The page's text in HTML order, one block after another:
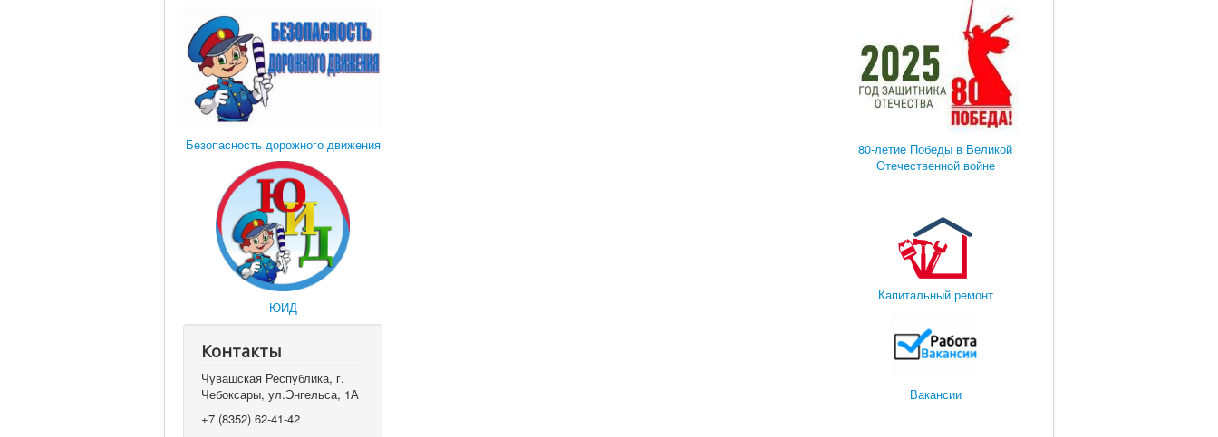
Безопасность дорожного движения
ЮИД
Контакты
Чувашская Республика, г.
Чебоксары, ул.Энгельса, 1А
+7 (8352) 62-41-42
80-летие Победы в Великой
Отечественной войне
Капитальный ремонт
Вакансии